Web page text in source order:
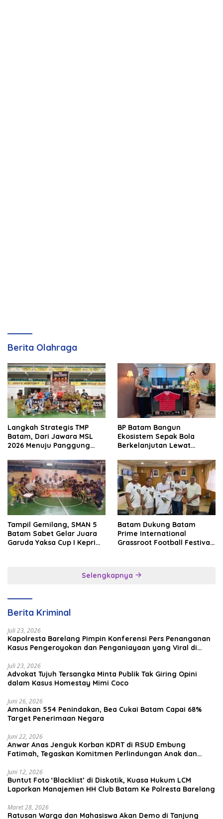
Berita Olahraga
Langkah Strategis TMP
Batam, Dari Jawara MSL
2026 Menuju Panggung
BP Batam Bangun
Ekosistem Sepak Bola
Berkelanjutan Lewat
Tampil Gemilang, SMAN 5
Batam Sabet Gelar Juara
Garuda Yaksa Cup I Kepri
Batam Dukung Batam
Prime International
Grassroot Football Festival
Brunei–Malaysia
Selengkapnya
Berita Kriminal
Juli 23, 2026
Kapolresta Barelang Pimpin Konferensi Pers Penanganan
Kasus Pengeroyokan dan Penganiayaan yang Viral di
Juli 23, 2026
Advokat Tujuh Tersangka Minta Publik Tak Giring Opini
dalam Kasus Homestay Mimi Coco
Juni 26, 2026
Amankan 554 Penindakan, Bea Cukai Batam Capai 68%
Target Penerimaan Negara
Juni 22, 2026
Anwar Anas Jenguk Korban KDRT di RSUD Embung
Fatimah, Tegaskan Komitmen Perlindungan Anak dan
Juni 12, 2026
Buntut Foto ‘Blacklist’ di Diskotik, Kuasa Hukum LCM
Laporkan Manajemen HH Club Batam Ke Polresta Barelang
Maret 28, 2026
Ratusan Warga dan Mahasiswa Akan Demo di Tanjung